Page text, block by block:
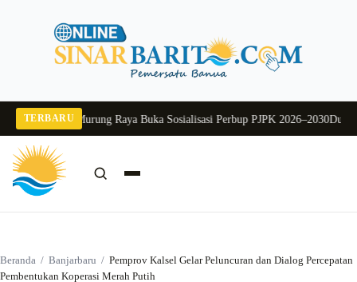
TERBARU
Pj Sekda Murung Raya Buka Sosialisasi Perbup PJPK 2026–2030Dukung
Beranda / Banjarbaru / Pemprov Kalsel Gelar Peluncuran dan Dialog Percepatan
Pembentukan Koperasi Merah Putih